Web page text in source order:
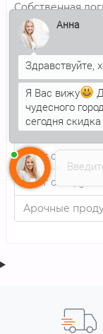
Собственная
упрощает
приобретении
Новости (0)
Блог о
Блог о
Арочные
Анна
Я Вас вижу
чудесного
сегодня скидка
Анна